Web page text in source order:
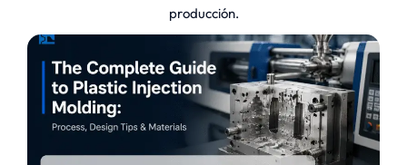
producción.